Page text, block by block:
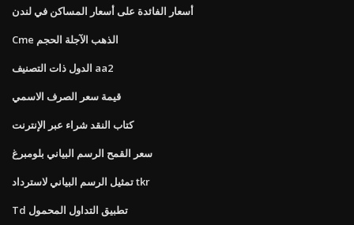
أسعار الفائدة على أسعار المساكن في لندن
Cme الذهب الآجلة الحجم
الدول ذات التصنيف aa2
قيمة سعر الصرف الاسمي
كتاب النقد شراء عبر الإنترنت
سعر القمح الرسم البياني بلومبرغ
تمثيل الرسم البياني لاسترداد tkr
Td تطبيق التداول المحمول